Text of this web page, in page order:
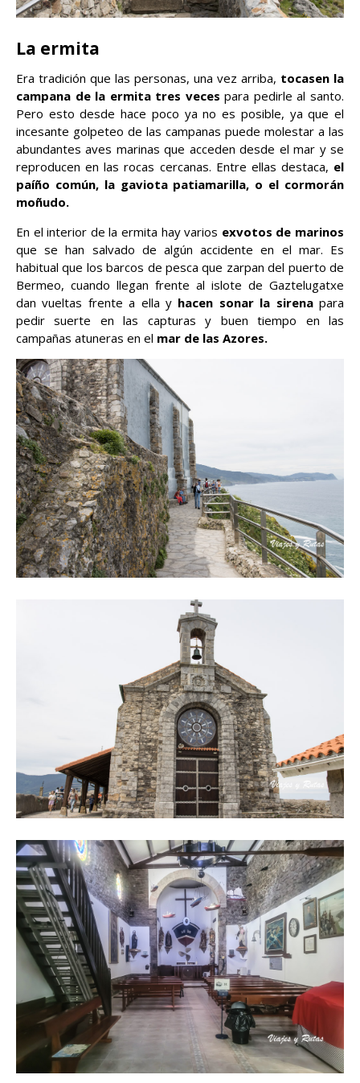
La ermita
Era tradición que las personas, una vez arriba, tocasen la
campana de la ermita tres veces para pedirle al santo.
Pero esto desde hace poco ya no es posible, ya que el
incesante golpeteo de las campanas puede molestar a las
abundantes aves marinas que acceden desde el mar y se
reproducen en las rocas cercanas. Entre ellas destaca, el
paíño común, la gaviota patiamarilla, o el cormorán
moñudo.
En el interior de la ermita hay varios exvotos de marinos
que se han salvado de algún accidente en el mar. Es
habitual que los barcos de pesca que zarpan del puerto de
Bermeo, cuando llegan frente al islote de Gaztelugatxe
dan vueltas frente a ella y hacen sonar la sirenapara
pedir suerte en las capturas y buen tiempo en las
campañas atuneras en el mar de las Azores.